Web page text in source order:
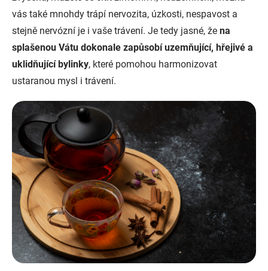
vás také mnohdy trápí nervozita, úzkosti, nespavost a
stejně nervózní je i vaše trávení. Je tedy jasné, že na
splašenou Vátu dokonale zapůsobí uzemňující, hřejivé a
uklidňující bylinky, které pomohou harmonizovat
ustaranou mysl i trávení.